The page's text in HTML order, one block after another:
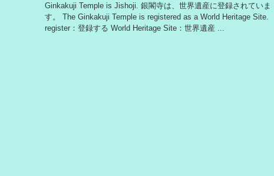
Ginkakuji Temple is Jishoji. 銀閣寺は、世界遺産に登録されていま
す。 The Ginkakuji Temple is registered as a World Heritage Site.
register：登録する World Heritage Site：世界遺産 ...